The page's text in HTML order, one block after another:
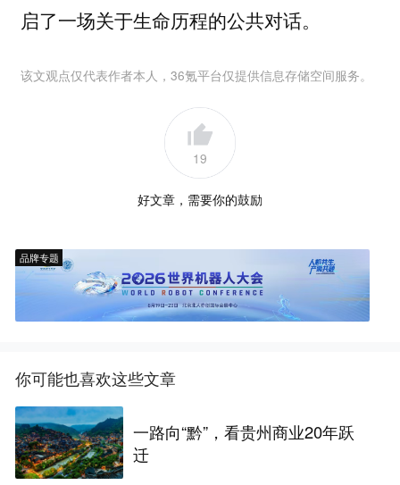
启了一场关于生命历程的公共对话。
该文观点仅代表作者本人，36氪平台仅提供信息存储空间服务。
19
好文章，需要你的鼓励
品牌专题
你可能也喜欢这些文章
一路向“黔”，看贵州商业20年跃
迁